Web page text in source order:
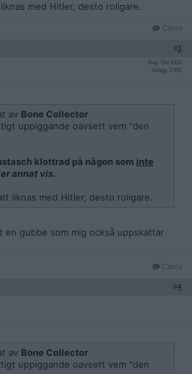
med Hitler, desto roligare.
Citera
#3
Reg: Okt 2024
Inlägg: 2 491
av Bone Collector
uppiggande oavsett vem "den
klottrad på någon som inte
annat vis.
liknas med Hitler, desto roligare.
en gubbe som mig också uppskattar
Citera
#4
av Bone Collector
uppiggande oavsett vem "den